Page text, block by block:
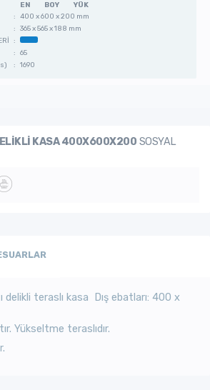
EN BOY
YÜK
: 400 x 600 x 200 mm
: 365 x 565 x 188 mm
:
: 65
: 1690
KASA 400X600X200 SOSYAL
delikli teraslı kasa Dış ebatları: 400 x
Yükseltme teraslıdır.